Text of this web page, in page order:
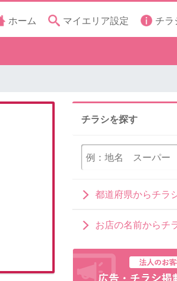
ホーム マイエリア設定 チラ
チラシを探す
都道府県からチラ
お店の名前からチ